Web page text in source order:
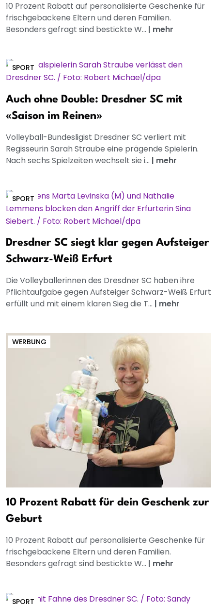
10 Prozent Rabatt auf personalisierte Geschenke für
frischgebackene Eltern und deren Familien.
Besonders gefragt sind bestickte W... | mehr
SPORT
Auch ohne Double: Dresdner SC mit
«Saison im Reinen»
Volleyball-Bundesligist Dresdner SC verliert mit
Regisseurin Sarah Straube eine prägende Spielerin.
Nach sechs Spielzeiten wechselt sie i... | mehr
SPORT
Dresdner SC siegt klar gegen Aufsteiger
Schwarz-Weiß Erfurt
Die Volleyballerinnen des Dresdner SC haben ihre
Pflichtaufgabe gegen Aufsteiger Schwarz-Weiß Erfurt
erfüllt und mit einem klaren Sieg die T... | mehr
WERBUNG
10 Prozent Rabatt für dein Geschenk zur
Geburt
10 Prozent Rabatt auf personalisierte Geschenke für
frischgebackene Eltern und deren Familien.
Besonders gefragt sind bestickte W... | mehr
SPORT